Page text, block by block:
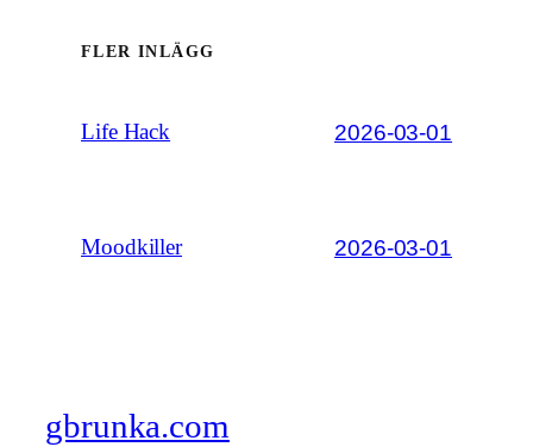
FLER INLÄGG
Life Hack 2026-03-01
Moodkiller 2026-03-01
gbrunka.com